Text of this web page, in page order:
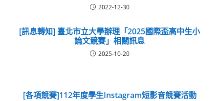
2022-12-30
[訊息轉知] 臺北市立大學辦理「2025國際盃高中生小
論文競賽」相關訊息
2025-10-20
[各項競賽]112年度學生Instagram短影音競賽活動